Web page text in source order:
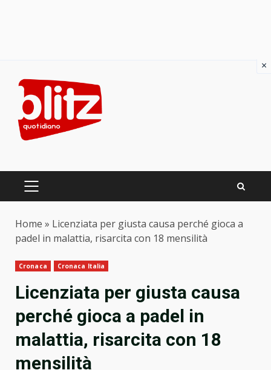
content
PRIMARY
Home » Licenziata per giusta causa perché gioca a
padel in malattia, risarcita con 18 mensilità
Cronaca Cronaca Italia
Licenziata per giusta causa
perché gioca a padel in
malattia, risarcita con 18
mensilità
×